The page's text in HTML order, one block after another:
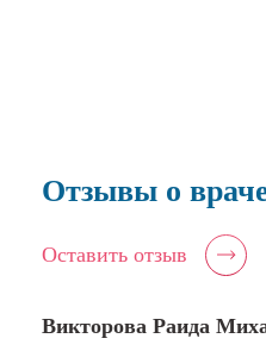
Дополнительное
2010 г - Курс
электрофизиологии
Бакулева
Отзывы о
Оставить отзыв
Викторова Раида